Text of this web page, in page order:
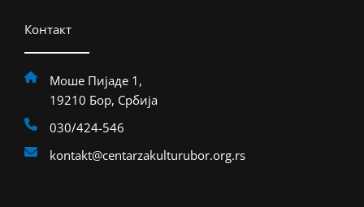
Контакт
Моше Пијаде 1,
19210 Бор, Србија
030/424-546
kontakt@centarzakulturubor.org.rs